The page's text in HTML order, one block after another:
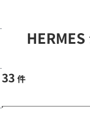
33 件